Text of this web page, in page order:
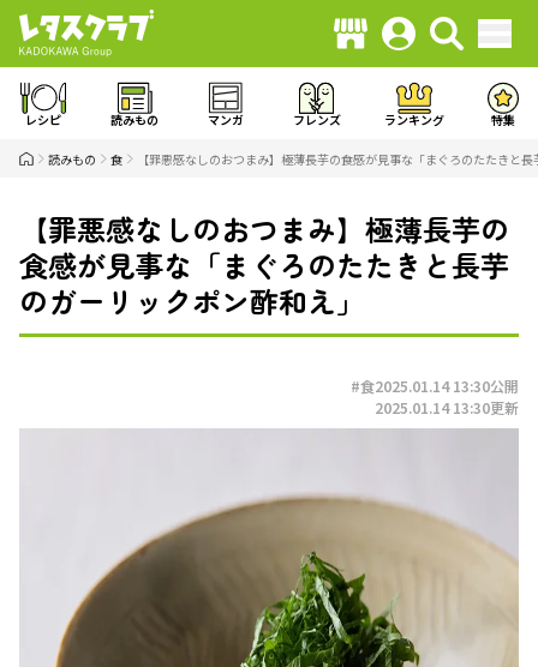
レシピ 読みもの マンガ フレンズ ランキング 特集
読みもの 食 【罪悪感なしのおつまみ】極薄長芋の食感が見事な「まぐろのたたきと
【罪悪感なしのおつまみ】極薄長芋の
食感が見事な「まぐろのたたきと長芋
のガーリックポン酢和え」
#食2025.01.14 13:30公開
2025.01.14 13:30更新